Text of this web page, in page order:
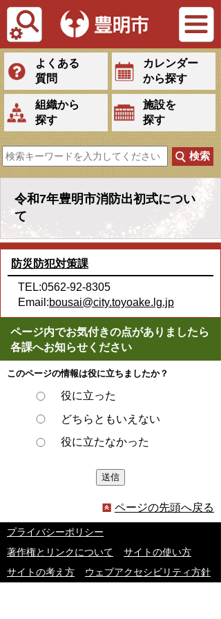
Tiếng Việt
よくある
質問
カレンダー
から探す
組織から
探す
施設を
探す
令和7年豊明市消防出初式につい
て
防災防犯対策課
TEL:0562-92-8305
Email:bousai@city.toyoake.lg.jp
ページ内でお気付きの点がありましたら
各課へお知らせください
このページの情報は役に立ちましたか？
役に立った
どちらともいえない
役に立たなかった
ページの先頭へ戻る
プライバシーポリシー
著作権とリンクについて
サイトの使い方
サイトの考え方
ウェブアクセシビリティ方針